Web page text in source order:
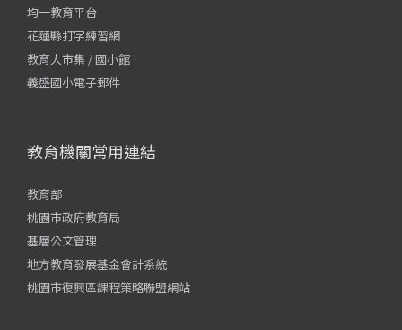
均一教育平台
花蓮縣打字練習網
教育大市集 / 國小館
義盛國小電子郵件
教育機關常用連結
教育部
桃園市政府教育局
基層公文管理
地方教育發展基金會計系統
桃園市復興區課程策略聯盟網站